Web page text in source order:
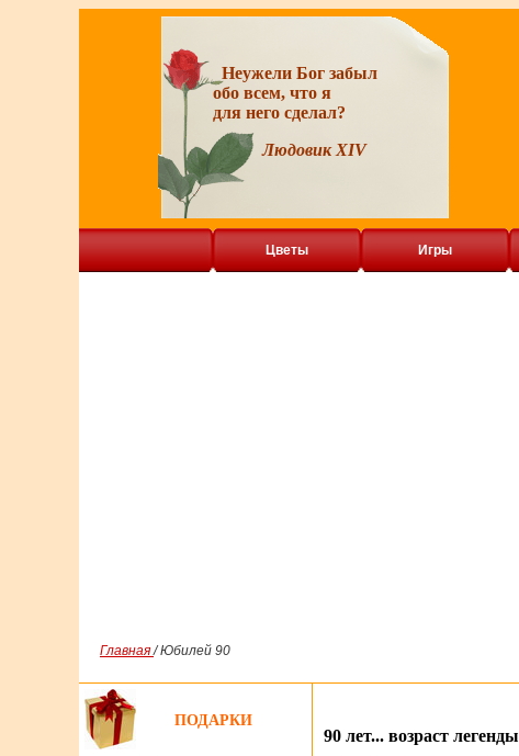
Неужели Бог забыл
обо всем, что я
для него сделал?
Людовик XIV
Цветы Игры
Главная/ Юбилей 90
ПОДАРКИ
90 лет... возраст легенды